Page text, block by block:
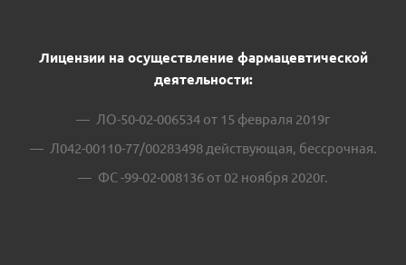
Лицензии на осуществление фармацевтической
деятельности:
ЛО-50-02-006534 от 15 февраля 2019г
Л042-00110-77/00283498 действующая, бессрочная.
ФС -99-02-008136 от 02 ноября 2020г.